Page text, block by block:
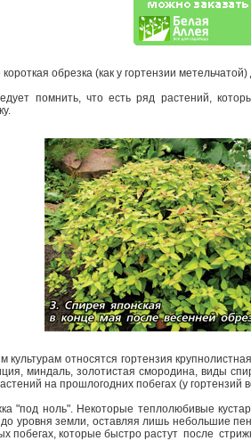
короткая обрезка (как у гортензии
помнить, что есть ряд растений,
культурам относятся гортензия
миндаль, золотистая смородина, виды
на прошлогодних побегах (у гортензий
"под ноль". Некоторые теплолюбивые
уровня земли, оставляя лишь небольшие
побегах, которые быстро растут после